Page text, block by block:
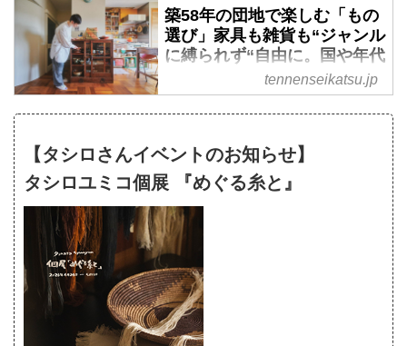
作して窓まわりを軽やかに見せた
り、ワンルームをゆるくゾーン分
けして書斎のようなスペースを設
けたり。そんなタシロさんに、団
地リノベの3つの工夫と、インテ
ついてお聞きしました。
然生活web
効率よく作業ができて、自分の好
所。そんな理想の台所を手に入れ
たのは、自身の設計で築58年の団
スタイルアーティストのタシロユ
ミコさん。台所を素敵にコーディ
ネートするコツと、リノベーショ
ンの5つのアイデアをお聞きしま
した。
築58年の団地で楽しむ「もの
選び」家具も雑貨も“ジャンル
に縛られず“自由に。国や年代
がバラバラでもすっきりまと
まるコツ／テキスタイルアー
ティスト・タシロユミコさん
時代も国もテイストも違う家具や
雑貨がセンスよく配された、テキ
スタイルアーティスト・タシロユ
ミコさんの団地住まいのお宅。も
ののジャンルは違いますが、シッ
クに空間がまとまっています。そ
んなタシロさんに、もの選びのコ
ツとインテリアをまとめるルール
についてお聞きするとともに、お
tennenseikatsu.jp
【タシロさんイベントのお知らせ】
タシロユミコ個展 『めぐる糸と』